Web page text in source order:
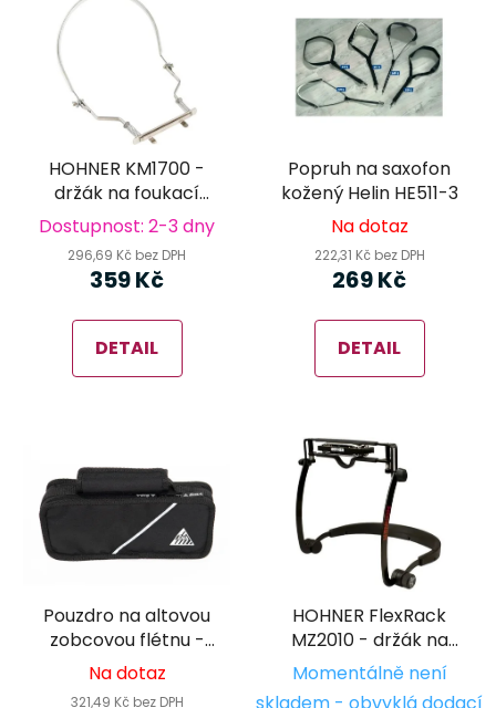
HOHNER KM1700 -
držák na foukací
harmoniku
Dostupnost: 2-3 dny
296,69 Kč bez DPH
359 Kč
DETAIL
Popruh na saxofon
kožený Helin HE511-3
Na dotaz
222,31 Kč bez DPH
269 Kč
DETAIL
Pouzdro na altovou
zobcovou flétnu -
Šiba FA10
Na dotaz
321,49 Kč bez DPH
HOHNER FlexRack
MZ2010 - držák na
foukací harmoniku
Momentálně není